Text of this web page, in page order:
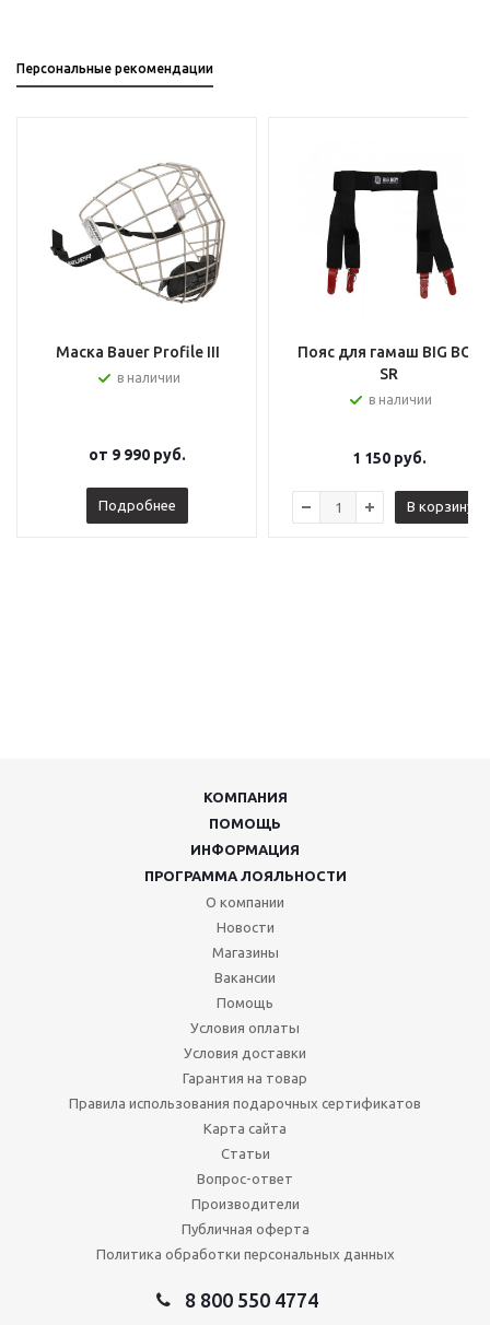
Персональные рекомендации
Маска Bauer Profile III
в наличии
от 9 990 руб.
Подробнее
Пояс для гамаш BIG BOY
SR
в наличии
1 150руб.
В корзину
КОМПАНИЯ
ПОМОЩЬ
ИНФОРМАЦИЯ
ПРОГРАММА ЛОЯЛЬНОСТИ
О компании
Новости
Магазины
Вакансии
Помощь
Условия оплаты
Условия доставки
Гарантия на товар
Правила использования подарочных сертификатов
Карта сайта
Статьи
Вопрос-ответ
Производители
Публичная оферта
Политика обработки персональных данных
8 800 550 4774